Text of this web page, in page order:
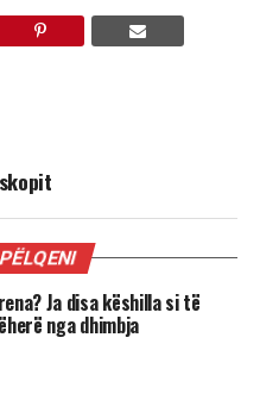
Ja disa këshilla si të
nga dhimbja